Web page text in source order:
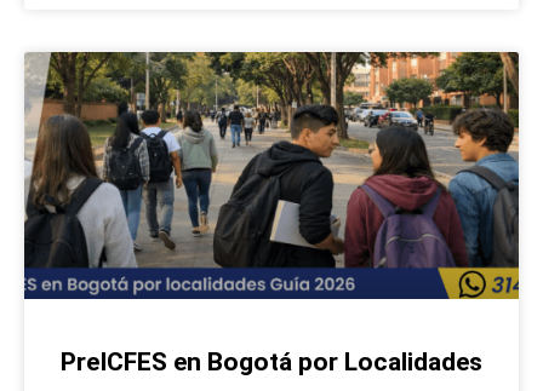
PreICFES en Bogotá por Localidades